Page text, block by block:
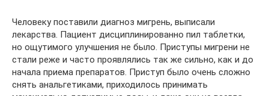
Человеку поставили диагноз мигрень, выписали
лекарства. Пациент дисциплинированно пил таблетки,
но ощутимого улучшения не было. Приступы мигрени не
стали реже и часто проявлялись так же сильно, как и до
начала приема препаратов. Приступ было очень сложно
снять анальгетиками, приходилось принимать